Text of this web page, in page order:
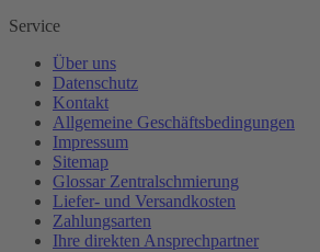
Service
Über uns
Datenschutz
Kontakt
Allgemeine Geschäftsbedingungen
Impressum
Sitemap
Glossar Zentralschmierung
Liefer- und Versandkosten
Zahlungsarten
Ihre direkten Ansprechpartner